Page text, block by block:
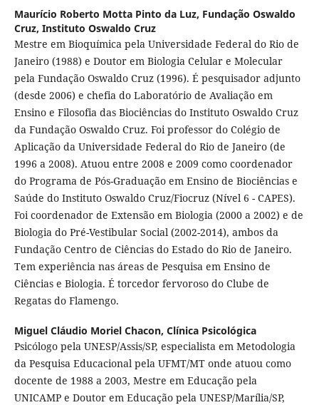
Maurício Roberto Motta Pinto da Luz, Fundação Oswaldo
Cruz, Instituto Oswaldo Cruz
Mestre em Bioquímica pela Universidade Federal do Rio de
Janeiro (1988) e Doutor em Biologia Celular e Molecular
pela Fundação Oswaldo Cruz (1996). É pesquisador adjunto
(desde 2006) e chefia do Laboratório de Avaliação em
Ensino e Filosofia das Biociências do Instituto Oswaldo Cruz
da Fundação Oswaldo Cruz. Foi professor do Colégio de
Aplicação da Universidade Federal do Rio de Janeiro (de
1996 a 2008). Atuou entre 2008 e 2009 como coordenador
do Programa de Pós-Graduação em Ensino de Biociências e
Saúde do Instituto Oswaldo Cruz/Fiocruz (Nível 6 - CAPES).
Foi coordenador de Extensão em Biologia (2000 a 2002) e de
Biologia do Pré-Vestibular Social (2002-2014), ambos da
Fundação Centro de Ciências do Estado do Rio de Janeiro.
Tem experiência nas áreas de Pesquisa em Ensino de
Ciências e Biologia. É torcedor fervoroso do Clube de
Regatas do Flamengo.
Miguel Cláudio Moriel Chacon, Clínica Psicológica
Psicólogo pela UNESP/Assis/SP, especialista em Metodologia
da Pesquisa Educacional pela UFMT/MT onde atuou como
docente de 1988 a 2003, Mestre em Educação pela
UNICAMP e Doutor em Educação pela UNESP/Marília/SP,